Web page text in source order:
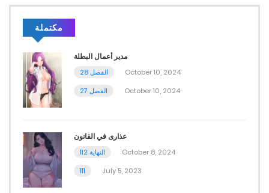
مكتملة
مدير أعمال البطلة
الفصل 28
October 10, 2024
الفصل 27
October 10, 2024
عذارى في القانون
112 النهاية
October 8, 2024
111
July 5, 2023